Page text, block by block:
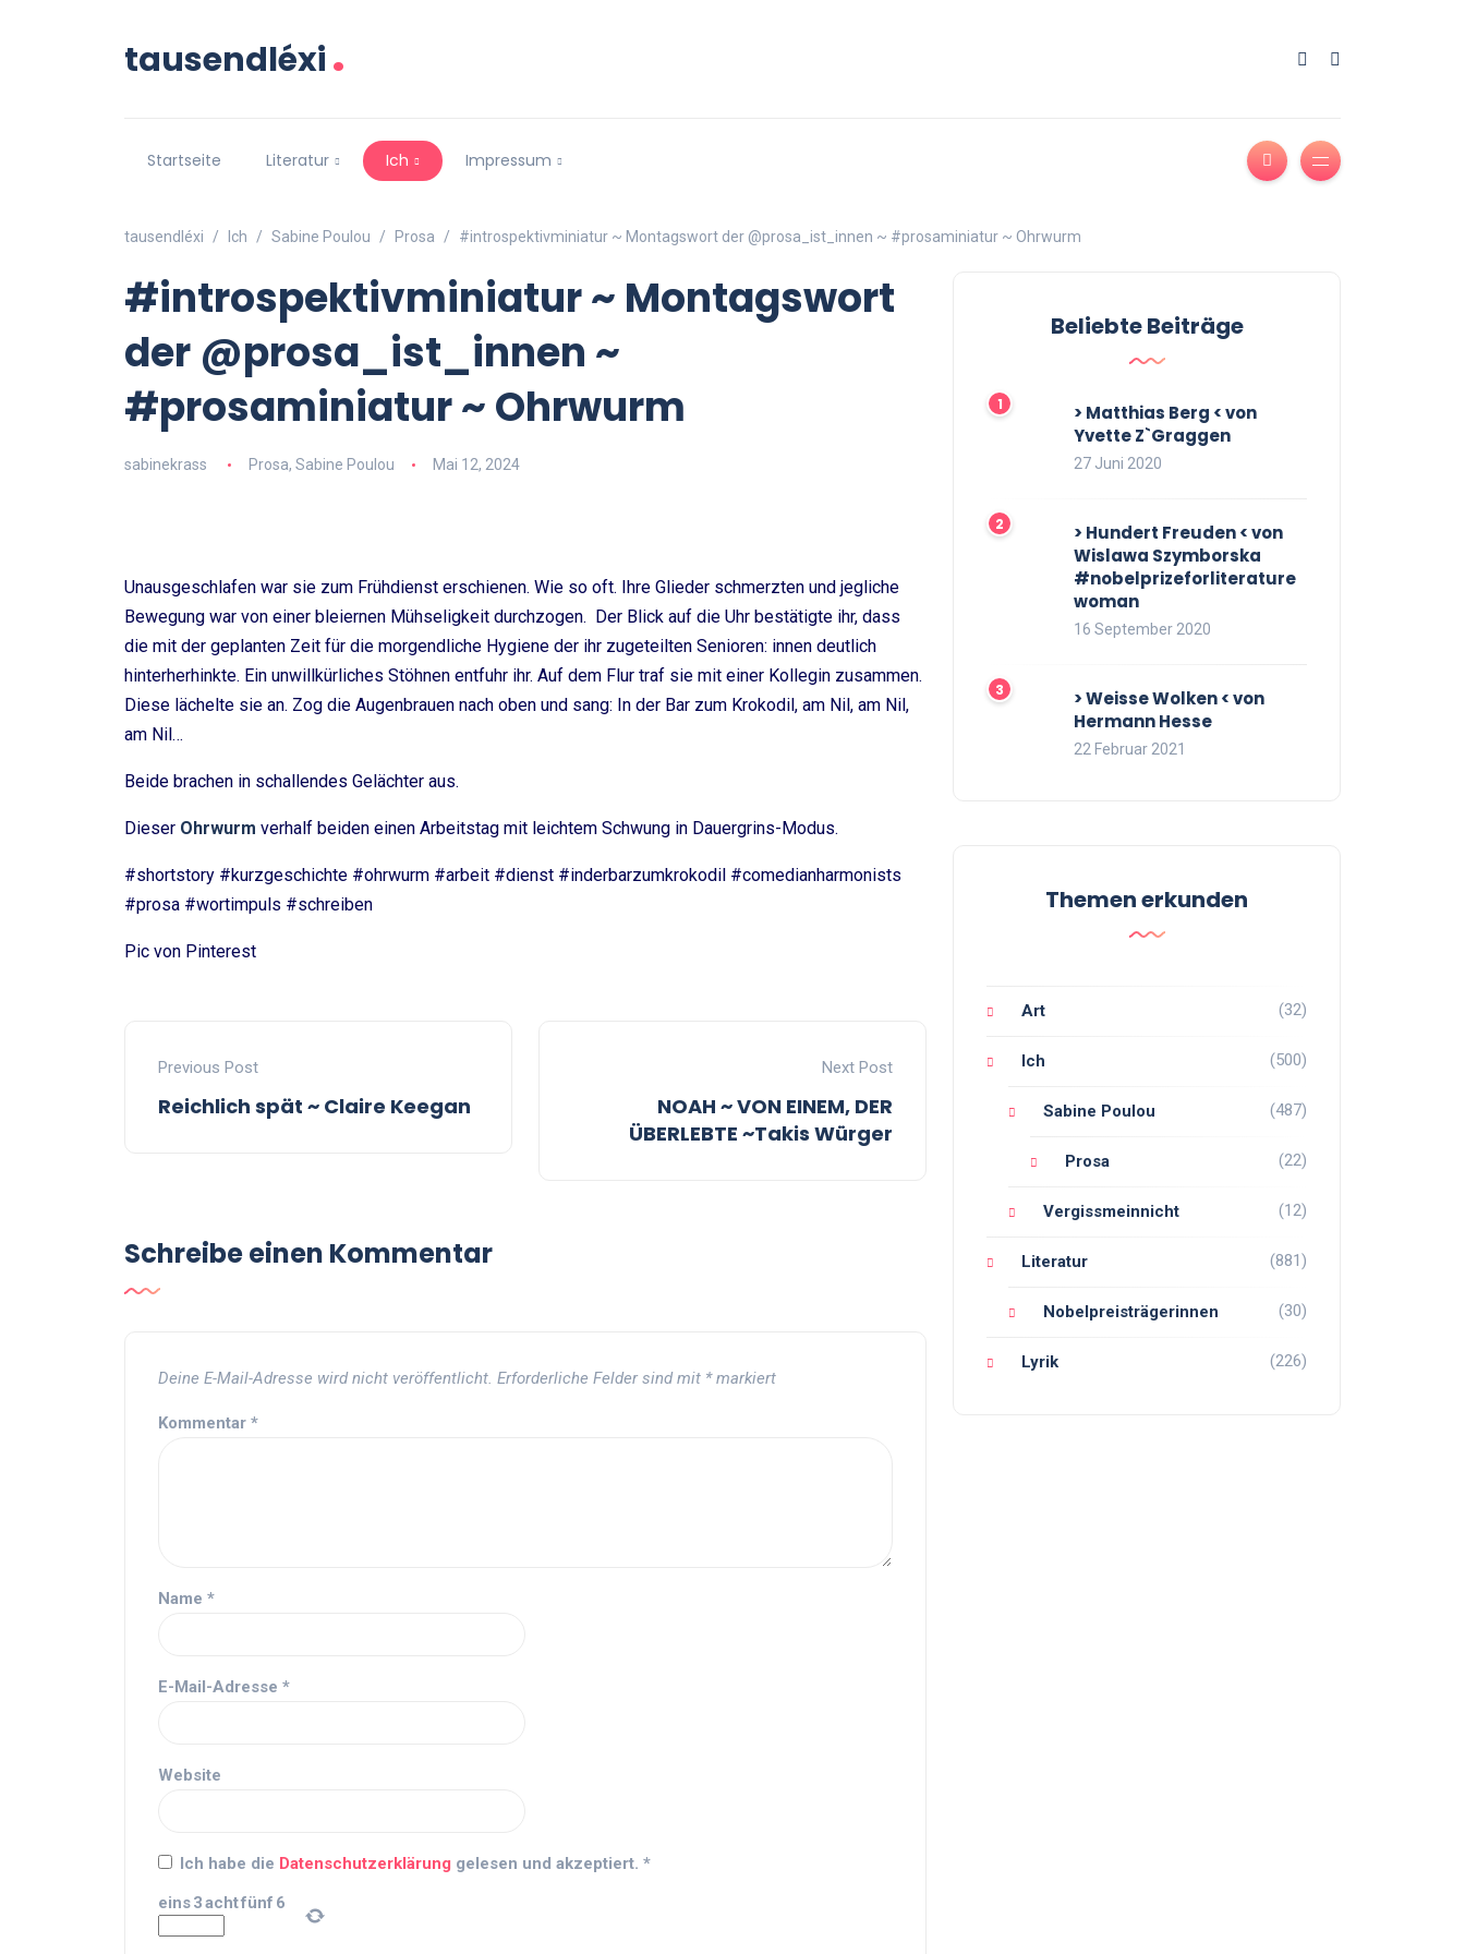
tausendléxi.
Startseite Literatur Ich Impressum
tausendléxi Ich Sabine Poulou Prosa #introspektivminiatur ~ Montagswort der @prosa_ist_innen ~ #prosaminiatur ~ Ohrwurm
#introspektivminiatur ~ Montagswort
der @prosa_ist_innen ~
#prosaminiatur ~ Ohrwurm
sabinekrass Prosa, Sabine Poulou Mai 12, 2024
Unausgeschlafen war sie zum Frühdienst erschienen. Wie so oft. Ihre Glieder schmerzten und jegliche
Bewegung war von einer bleiernen Mühseligkeit durchzogen. Der Blick auf die Uhr bestätigte ihr, dass
die mit der geplanten Zeit für die morgendliche Hygiene der ihr zugeteilten Senioren: innen deutlich
hinterherhinkte. Ein unwillkürliches Stöhnen entfuhr ihr. Auf dem Flur traf sie mit einer Kollegin zusammen.
Diese lächelte sie an. Zog die Augenbrauen nach oben und sang: In der Bar zum Krokodil, am Nil, am Nil,
am Nil…
Beide brachen in schallendes Gelächter aus.
Dieser Ohrwurm verhalf beiden einen Arbeitstag mit leichtem Schwung in Dauergrins-Modus.
#shortstory #kurzgeschichte #ohrwurm #arbeit #dienst #inderbarzumkrokodil #comedianharmonists
#prosa #wortimpuls #schreiben
Pic von Pinterest
Previous Post
Reichlich spät ~ Claire Keegan
Next Post
NOAH ~ VON EINEM, DER
ÜBERLEBTE ~Takis Würger
Schreibe einen Kommentar
Deine E-Mail-Adresse wird nicht veröffentlicht. Erforderliche Felder sind mit *markiert
Kommentar *
Name *
E-Mail-Adresse *
Website
Ich habe die Datenschutzerklärung gelesen und akzeptiert. *
eins3achtfünf 6
Beliebte Beiträge
> Matthias Berg < von
Yvette Z`Graggen
27 Juni 2020
> Hundert Freuden < von
Wislawa Szymborska
#nobelprizeforliterature
woman
16 September 2020
> Weisse Wolken < von
Hermann Hesse
22 Februar 2021
Themen erkunden
Art (32)
Ich (500)
Sabine Poulou (487)
Prosa (22)
Vergissmeinnicht (12)
Literatur (881)
Nobelpreisträgerinnen (30)
Lyrik (226)